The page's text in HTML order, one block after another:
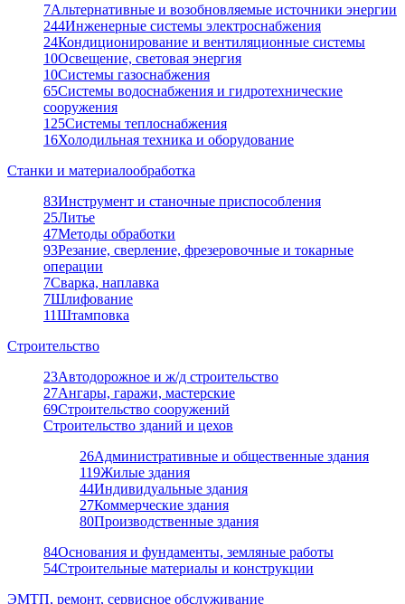
7Альтернативные и возобновляемые источники энергии
244Инженерные системы электроснабжения
24Кондиционирование и вентиляционные системы
10Освещение, световая энергия
10Системы газоснабжения
65Системы водоснабжения и гидротехнические
сооружения
125Системы теплоснабжения
16Холодильная техника и оборудование
Станки и материалообработка
83Инструмент и станочные приспособления
25Литье
47Методы обработки
93Резание, сверление, фрезеровочные и токарные
операции
7Сварка, наплавка
7Шлифование
11Штамповка
Строительство
23Автодорожное и ж/д строительство
27Ангары, гаражи, мастерские
69Строительство сооружений
Строительство зданий и цехов
26Административные и общественные здания
119Жилые здания
44Индивидуальные здания
27Коммерческие здания
80Производственные здания
84Основания и фундаменты, земляные работы
54Строительные материалы и конструкции
ЭМТП, ремонт, сервисное обслуживание